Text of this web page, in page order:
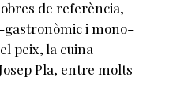
de referència,
gastronòmic i mono­
peix, la cuina
Pla, entre molts